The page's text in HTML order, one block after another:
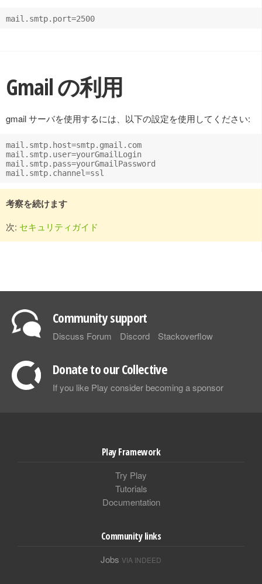
Gmail の利用
gmail サーバを使用するには、以下の設定を使用してください:
mail.smtp.host=smtp.gmail.com
mail.smtp.user=yourGmailLogin
mail.smtp.pass=yourGmailPassword
考察を続けます
次: セキュリティガイド
Community support
Discuss Forum Discord Stackoverflow
Donate to our Collective
If you like Play consider becoming a sponsor
Play Framework
Try Play
Tutorials
Documentation
Community links
Jobs VIA INDEED